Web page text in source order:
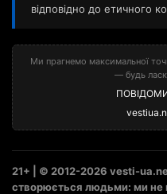
відповідно до етичного
Ми прагнемо максимальної
— будь
21+ | © 2012-2026 vesti-
створюється людьми: ми не